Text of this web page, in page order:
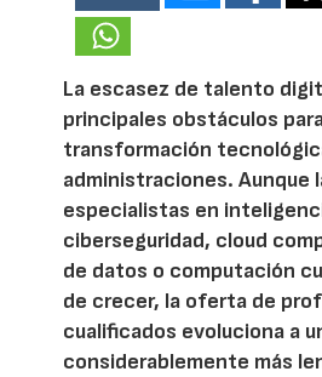
La escasez de talento
principales obstáculos
transformación
administraciones. Aunque
especialistas en
ciberseguridad, cloud
de datos o computación
de crecer, la oferta de
cualificados evoluciona a
considerablemente más